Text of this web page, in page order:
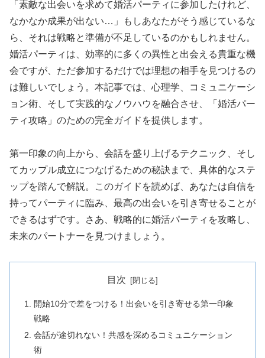
「素敵な出会いを求めて婚活パーティに参加したけれど、
なかなか成果が出ない…」もしあなたがそう感じているな
ら、それは戦略と準備が不足しているのかもしれません。
婚活パーティは、効率的に多くの異性と出会える貴重な機
会ですが、ただ参加するだけでは理想の相手を見つけるの
は難しいでしょう。本記事では、心理学、コミュニケーシ
ョン術、そして実践的なノウハウを融合させ、「婚活パー
ティ攻略」のための完全ガイドを提供します。
第一印象の向上から、会話を盛り上げるテクニック、そし
てカップル成立につなげるための秘訣まで、具体的なステ
ップを踏んで解説。このガイドを読めば、あなたは自信を
持ってパーティに臨み、最高の出会いを引き寄せることが
できるはずです。さあ、戦略的に婚活パーティを攻略し、
未来のパートナーを見つけましょう。
目次
開始10分で差をつける！出会いを引き寄せる第一印象
戦略
会話が途切れない！共感を深めるコミュニケーション
術